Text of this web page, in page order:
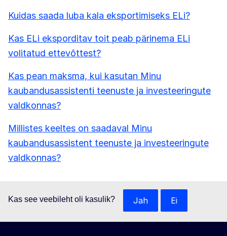
Kuidas saada luba kala eksportimiseks ELi?
Kas ELi eksporditav toit peab pärinema ELi
volitatud ettevõttest?
Kas pean maksma, kui kasutan Minu
kaubandusassistenti teenuste ja investeeringute
valdkonnas?
Millistes keeltes on saadaval Minu
kaubandusassistent teenuste ja investeeringute
valdkonnas?
Kas see veebileht oli kasulik? Jah Ei